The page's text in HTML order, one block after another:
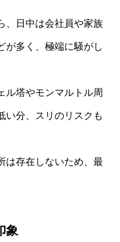
、日中は会社員や家族
が多く、極端に騒がし
ル塔やモンマルトル周
い分、スリのリスクも
は存在しないため、最
象